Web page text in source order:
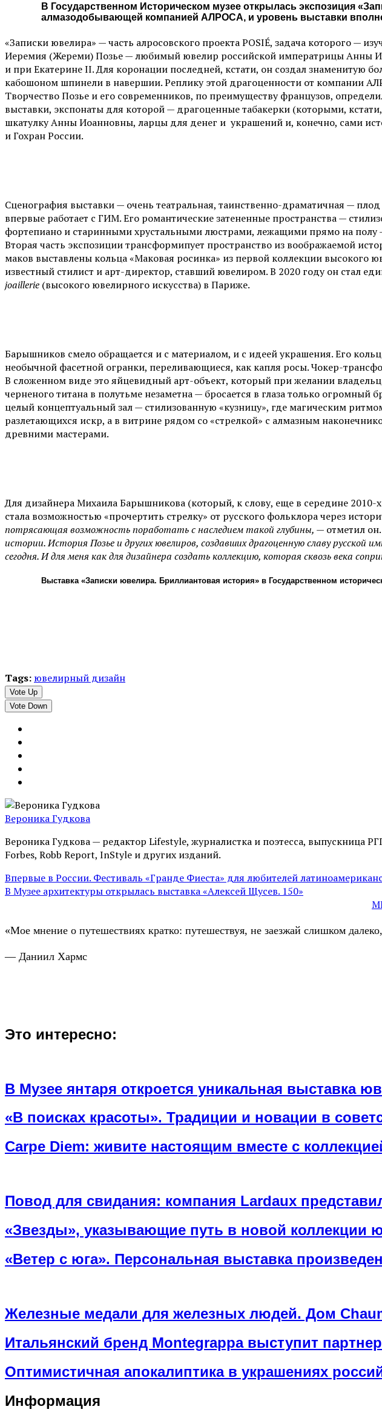
В Государственном Историческом музее открылась экспозиция
алмазодобывающей компанией АЛРОСА, и уровень выставки
«Записки ювелира» — часть алросовского проекта POSIÉ, задача которого —
Иеремия (Жереми) Позье — любимый ювелир российской императрицы Анны
и при Екатерине II. Для коронации последней, кстати, он создал знаменитую
кабошоном шпинели в навершии. Реплику этой драгоценности от компании
Творчество Позье и его современников, по преимуществу французов,
выставки, экспонаты для которой — драгоценные табакерки (которыми,
шкатулку Анны Иоанновны, ларцы для денег и украшений и, конечно, сами
и Гохран России.
Сценография выставки — очень театральная, таинственно-драматичная —
впервые работает с ГИМ. Его романтические затененные пространства —
фортепиано и старинными хрустальными люстрами, лежащими прямо на
Вторая часть экспозиции трансформипует пространство из воображаемой
маков выставлены кольца «Маковая росинка» из первой коллекции высокого
известный стилист и арт-директор, ставший ювелиром. В 2020 году он стал
joaillerie (высокого ювелирного искусства) в Париже.
Барышников смело обращается и с материалом, и с идеей украшения. Его
необычной фасетной огранки, переливающиеся, как капля росы. Чокер-
В сложенном виде это яйцевидный арт-объект, который при желании
черненого титана в полутьме незаметна — бросается в глаза только
целый концептуальный зал — стилизованную «кузницу», где магическим
разлетающихся искр, а в витрине рядом со «стрелкой» с алмазным
древними мастерами.
Для дизайнера Михаила Барышникова (который, к слову, еще в середине
стала возможностью «прочертить стрелку» от русского фольклора через
потрясающая возможность поработать с наследием такой глубины, — отметил он.
истории. История Позье и других ювелиров, создавших драгоценную славу
сегодня. И для меня как для дизайнера создать коллекцию, которая сквозь века
Выставка «Записки ювелира. Бриллиантовая история» в Государственном
Tags: ювелирный дизайн
Vote Up
Vote Down
Вероника Гудкова
Вероника Гудкова — редактор Lifestyle, журналистка и поэтесса, выпускница
Forbes, Robb Report, InStyle и других изданий.
Впервые в России. Фестиваль «Гранде Фиеста» для любителей
В Музее архитектуры открылась выставка «Алексей Щусев. 150»
«Мое мнение о путешествиях кратко: путешествуя, не заезжай слишком
— Даниил Хармс
Это интересно:
В Музее янтаря откроется уникальная выставка
«В поисках красоты». Традиции и новации в
Carpe Diem: живите настоящим вместе с
Повод для свидания: компания Lardaux
«Звезды», указывающие путь в новой коллекции
«Ветер с юга». Персональная выставка
Железные медали для железных людей. Дом
Итальянский бренд Montegrappa выступит
Оптимистичная апокалиптика в украшениях
Информация